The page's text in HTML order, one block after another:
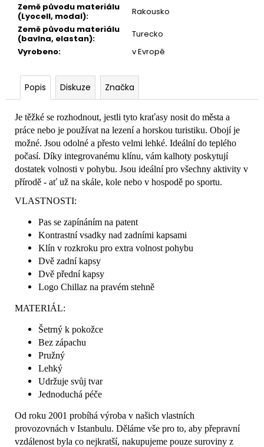
Země původu materiálu
(Lyocell, modal):
Rakousko
Země původu materiálu
(bavlna, elastan):
Turecko
Vyrobeno: v Evropě
Popis Diskuze Značka
Je těžké se rozhodnout, jestli tyto kraťasy nosit do města a
práce nebo je používat na lezení a horskou turistiku. Obojí je
možné. Jsou odolné a přesto velmi lehké. Ideální do teplého
počasí. Díky integrovanému klínu, vám kalhoty poskytují
dostatek volnosti v pohybu. Jsou ideální pro všechny aktivity v
přírodě - ať už na skále, kole nebo v hospodě po sportu.
VLASTNOSTI:
Pas se zapínáním na patent
Kontrastní vsadky nad zadními kapsami
Klín v rozkroku pro extra volnost pohybu
Dvě zadní kapsy
Dvě přední kapsy
Logo Chillaz na pravém stehně
MATERIÁL:
Šetrný k pokožce
Bez zápachu
Pružný
Lehký
Udržuje svůj tvar
Jednoduchá péče
Od roku 2001 probíhá výroba v našich vlastních
provozovnách v Istanbulu. Děláme vše pro to, aby přepravní
vzdálenost byla co nejkratší, nakupujeme pouze suroviny z